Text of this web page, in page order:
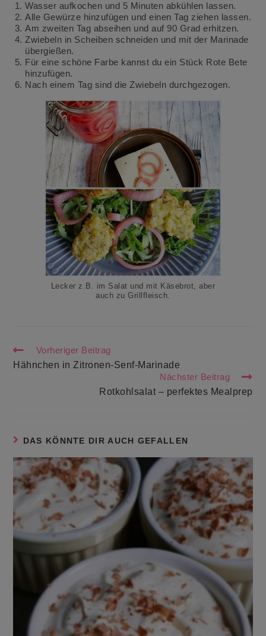
Wasser aufkochen und 5 Minuten abkühlen lassen.
Alle Gewürze hinzufügen und einen Tag ziehen lassen.
Am zweiten Tag abseihen und auf 90 Grad erhitzen.
Zwiebeln in Scheiben schneiden und mit der Marinade
übergießen.
Für eine schöne Farbe kannst du ein Stück Rote Bete
hinzufügen.
Nach einem Tag sind die Zwiebeln durchgezogen.
Lecker z.B. im Salat und mit Käsebrot, aber
auch zu Grillfleisch.
Weitere
Artikel
ansehen
Vorheriger Beitrag
Hähnchen in Zitronen-Senf-Marinade
Nächster Beitrag
Rotkohlsalat – perfektes Mealprep
DAS KÖNNTE DIR AUCH GEFALLEN